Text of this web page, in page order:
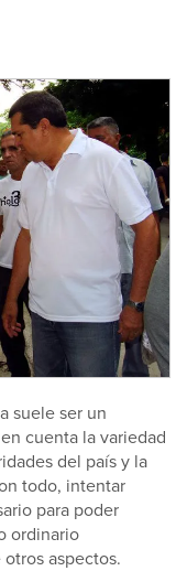
suele ser un
cuenta la variedad
del país y la
todo, intentar
para poder
ordinario
aspectos.